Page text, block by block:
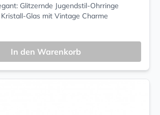
Glitzernde Jugendstil-Ohrringe
Glas mit Vintage Charme
In den Warenkorb